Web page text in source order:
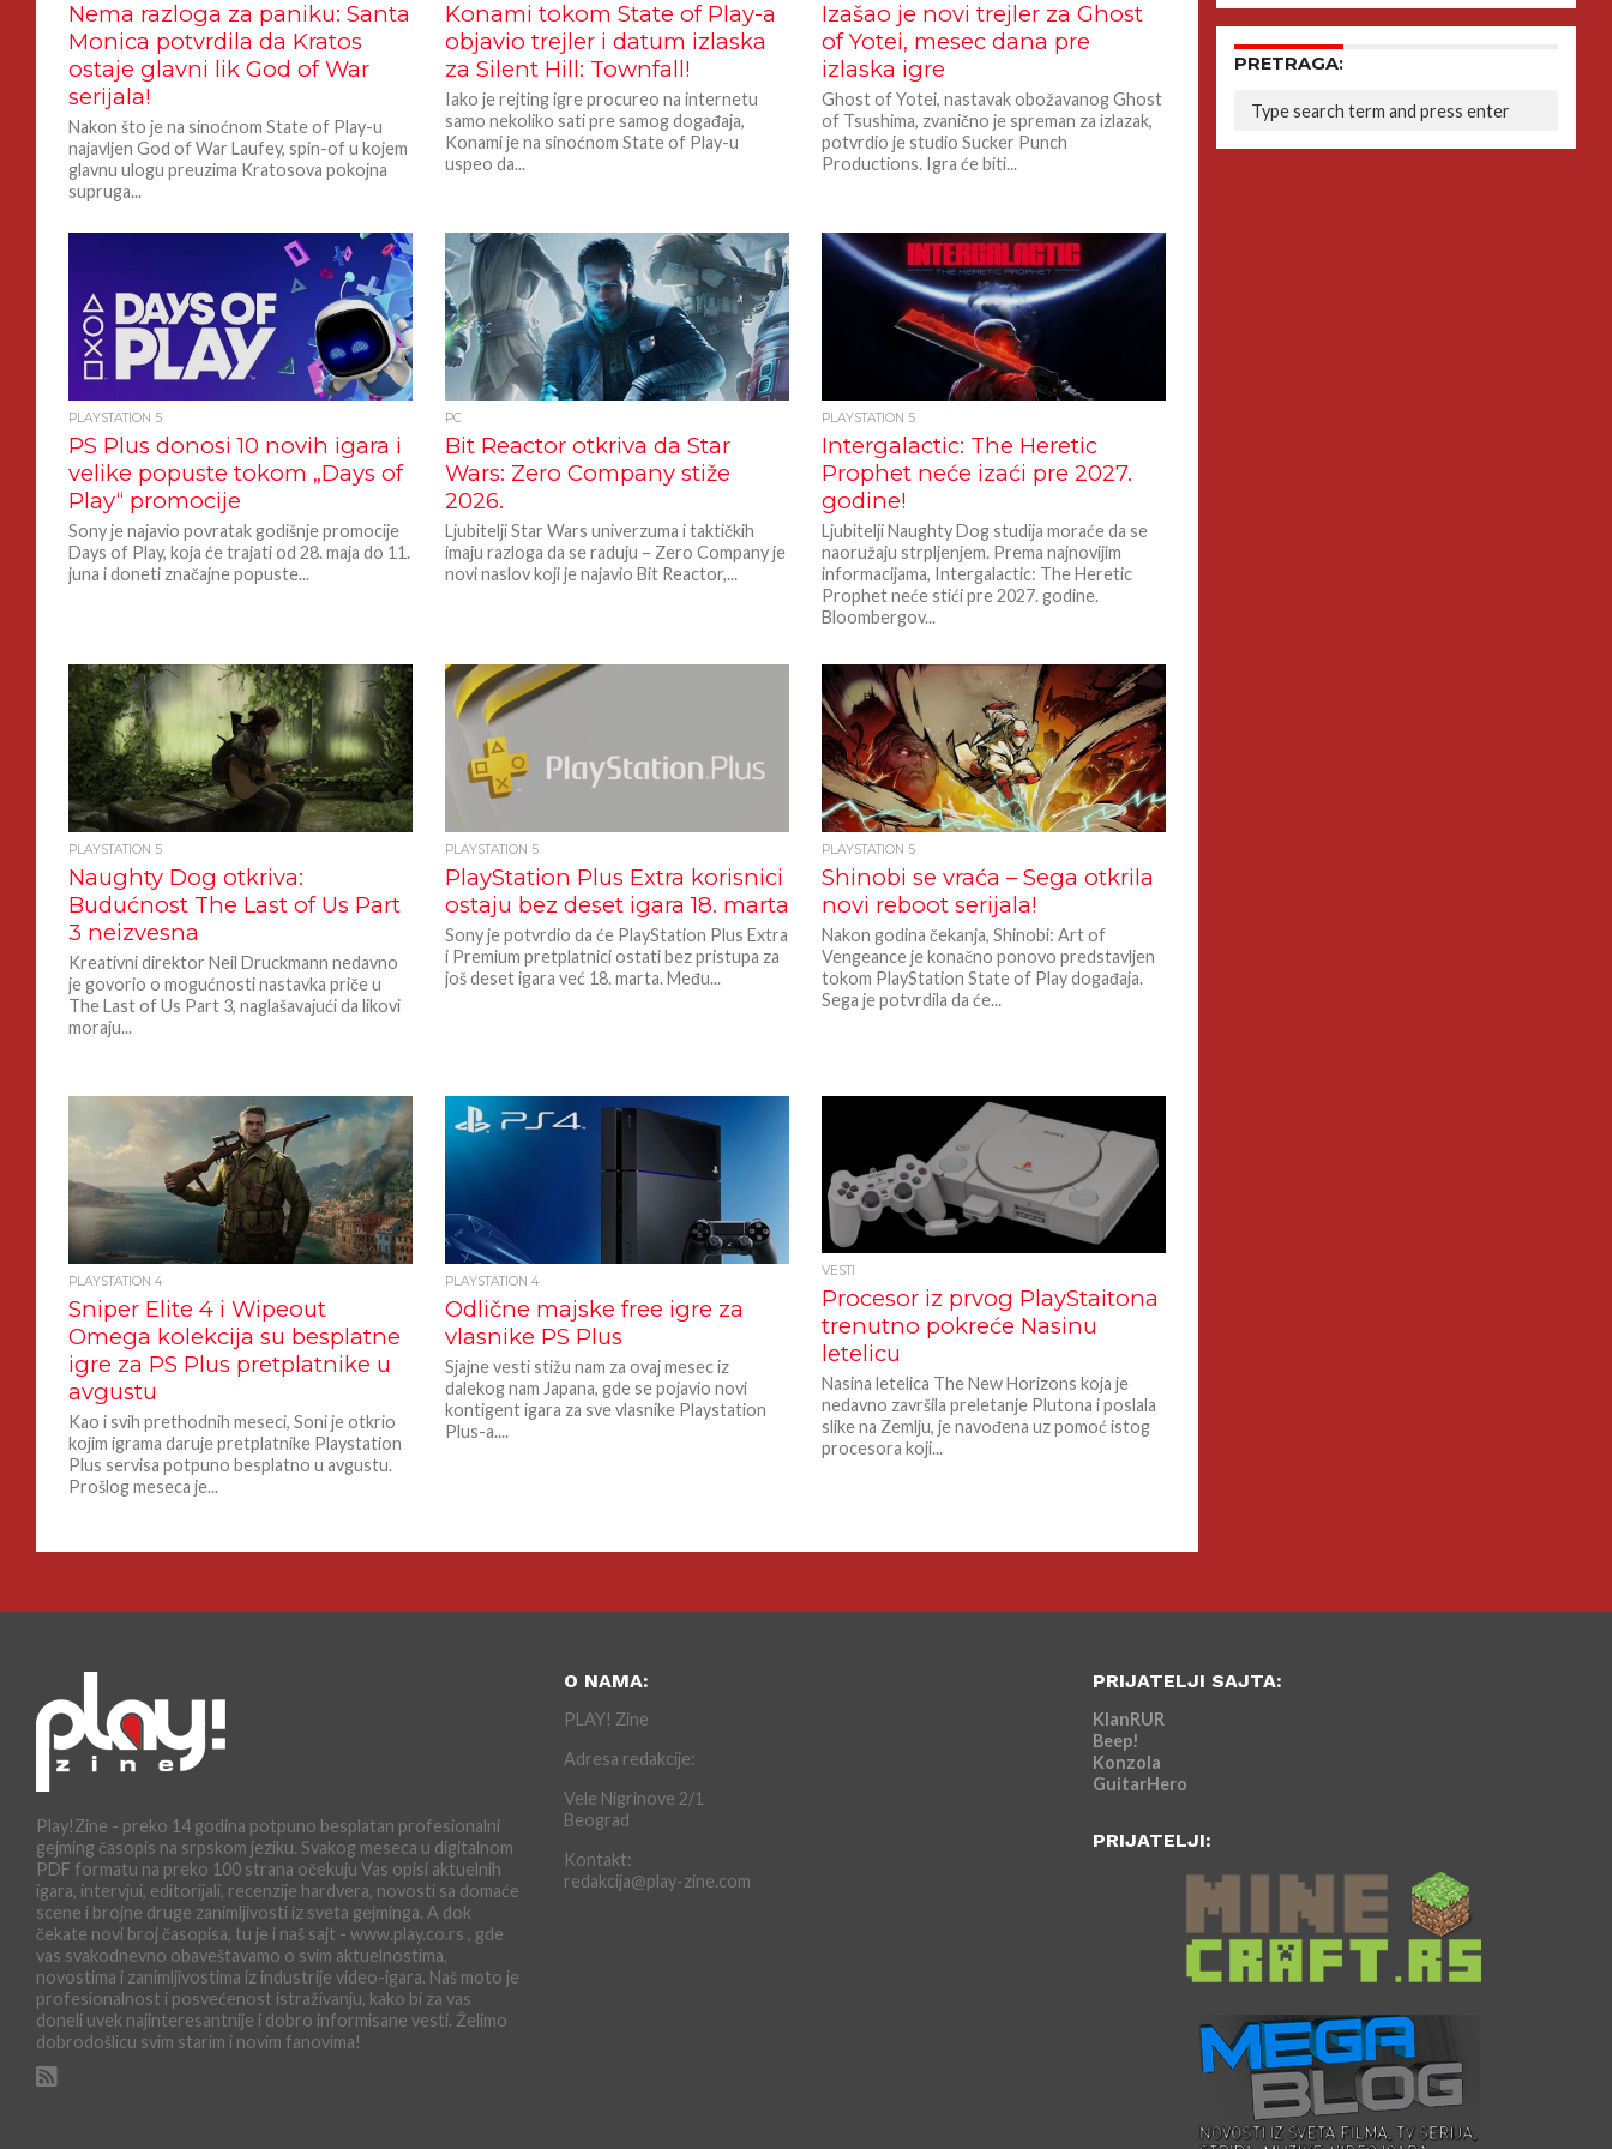
Nema razloga za paniku: Santa
Monica potvrdila da Kratos
ostaje glavni lik God of War
serijala!
Nakon što je na sinoćnom State of Play-u
najavljen God of War Laufey, spin-of u kojem
glavnu ulogu preuzima Kratosova pokojna
supruga...
Konami tokom State of Play-a
objavio trejler i datum izlaska
za Silent Hill: Townfall!
Iako je rejting igre procureo na internetu
samo nekoliko sati pre samog događaja,
Konami je na sinoćnom State of Play-u
uspeo da...
Izašao je novi trejler za Ghost
of Yotei, mesec dana pre
izlaska igre
Ghost of Yotei, nastavak obožavanog Ghost
of Tsushima, zvanično je spreman za izlazak,
potvrdio je studio Sucker Punch
Productions. Igra će biti...
PLAYSTATION 5
PS Plus donosi 10 novih igara i
velike popuste tokom „Days of
Play“ promocije
Sony je najavio povratak godišnje promocije
Days of Play, koja će trajati od 28. maja do 11.
juna i doneti značajne popuste...
PC
Bit Reactor otkriva da Star
Wars: Zero Company stiže
2026.
Ljubitelji Star Wars univerzuma i taktičkih
imaju razloga da se raduju – Zero Company je
novi naslov koji je najavio Bit Reactor,...
PLAYSTATION 5
Intergalactic: The Heretic
Prophet neće izaći pre 2027.
godine!
Ljubitelji Naughty Dog studija moraće da se
naoružaju strpljenjem. Prema najnovijim
informacijama, Intergalactic: The Heretic
Prophet neće stići pre 2027. godine.
Bloombergov...
PLAYSTATION 5
Naughty Dog otkriva:
Budućnost The Last of Us Part
3 neizvesna
Kreativni direktor Neil Druckmann nedavno
je govorio o mogućnosti nastavka priče u
The Last of Us Part 3, naglašavajući da likovi
moraju...
PLAYSTATION 5
PlayStation Plus Extra korisnici
ostaju bez deset igara 18. marta
Sony je potvrdio da će PlayStation Plus Extra
i Premium pretplatnici ostati bez pristupa za
još deset igara već 18. marta. Među...
PLAYSTATION 5
Shinobi se vraća – Sega otkrila
novi reboot serijala!
Nakon godina čekanja, Shinobi: Art of
Vengeance je konačno ponovo predstavljen
tokom PlayStation State of Play događaja.
Sega je potvrdila da će...
PLAYSTATION 4
Sniper Elite 4 i Wipeout
Omega kolekcija su besplatne
igre za PS Plus pretplatnike u
avgustu
Kao i svih prethodnih meseci, Soni je otkrio
kojim igrama daruje pretplatnike Playstation
Plus servisa potpuno besplatno u avgustu.
Prošlog meseca je...
PLAYSTATION 4
Odlične majske free igre za
vlasnike PS Plus
Sjajne vesti stižu nam za ovaj mesec iz
dalekog nam Japana, gde se pojavio novi
kontigent igara za sve vlasnike Playstation
Plus-a....
VESTI
Procesor iz prvog PlayStaitona
trenutno pokreće Nasinu
letelicu
Nasina letelica The New Horizons koja je
nedavno završila preletanje Plutona i poslala
slike na Zemlju, je navođena uz pomoć istog
procesora koji...
PRETRAGA:
Play!Zine - preko 14 godina potpuno besplatan profesionalni
gejming časopis na srpskom jeziku. Svakog meseca u digitalnom
PDF formatu na preko 100 strana očekuju Vas opisi aktuelnih
igara, intervjui, editorijali, recenzije hardvera, novosti sa domaće
scene i brojne druge zanimljivosti iz sveta gejminga. A dok
čekate novi broj časopisa, tu je i naš sajt - www.play.co.rs , gde
vas svakodnevno obaveštavamo o svim aktuelnostima,
novostima i zanimljivostima iz industrije video-igara. Naš moto je
profesionalnost i posvećenost istraživanju, kako bi za vas
doneli uvek najinteresantnije i dobro informisane vesti. Želimo
dobrodošlicu svim starim i novim fanovima!
O NAMA:
PLAY! Zine
Adresa redakcije:
Vele Nigrinove 2/1
Beograd
Kontakt:
redakcija@play-zine.com
PRIJATELJI SAJTA:
KlanRUR
Beep!
Konzola
GuitarHero
PRIJATELJI: